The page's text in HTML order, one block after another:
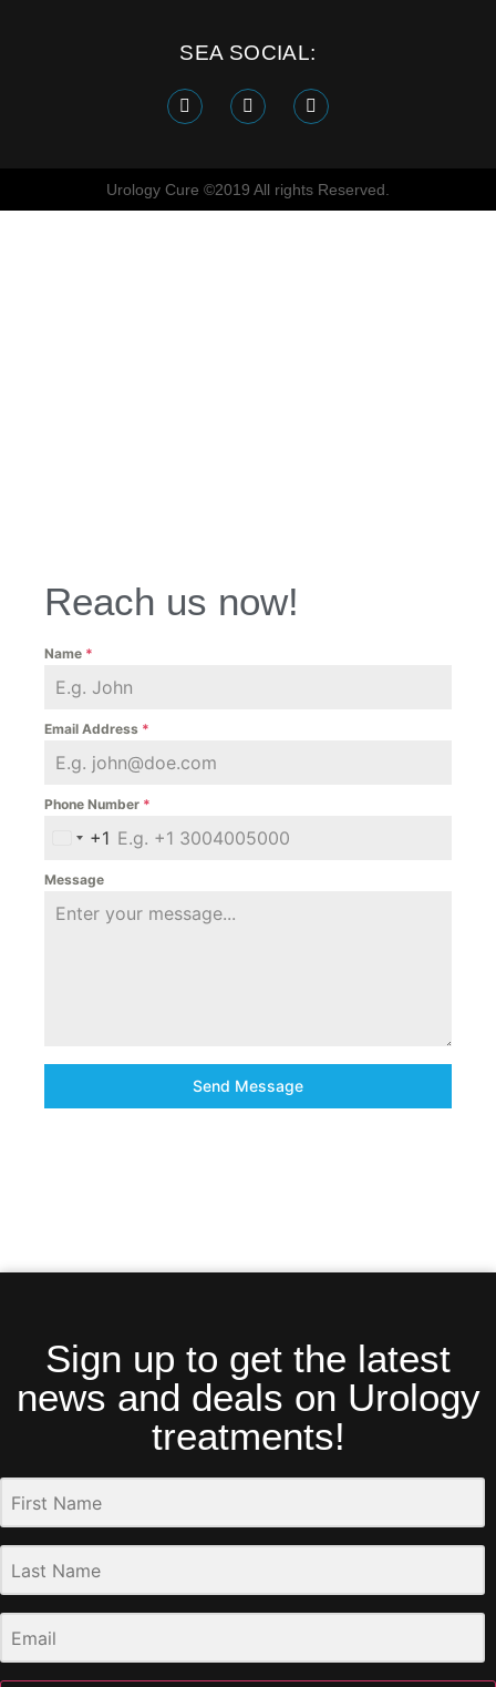
SEA SOCIAL:
Urology Cure ©2019 All rights Reserved.
Reach us now!
Name *
Email Address *
Phone Number *
United States +1
+1
Message
Send Message
Sign up to get the latest
news and deals on Urology
treatments!